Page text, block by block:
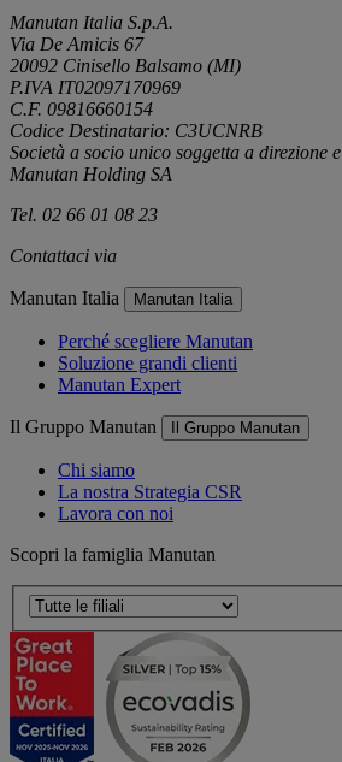
Manutan Italia S.p.A.
Via De Amicis 67
20092 Cinisello Balsamo (MI)
P.IVA IT02097170969
C.F. 09816660154
Codice Destinatario: C3UCNRB
Società a socio unico soggetta a direzione
Manutan Holding SA
Tel. 02 66 01 08 23
Contattaci via
Manutan Italia Manutan Italia
Perché scegliere Manutan
Soluzione grandi clienti
Manutan Expert
Il Gruppo Manutan Il Gruppo Manutan
Chi siamo
La nostra Strategia CSR
Lavora con noi
Scopri la famiglia Manutan